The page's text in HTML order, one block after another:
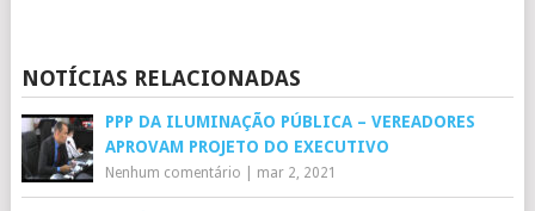
NOTÍCIAS RELACIONADAS
PPP DA ILUMINAÇÃO PÚBLICA – VEREADORES
APROVAM PROJETO DO EXECUTIVO
Nenhum comentário mar 2, 2021